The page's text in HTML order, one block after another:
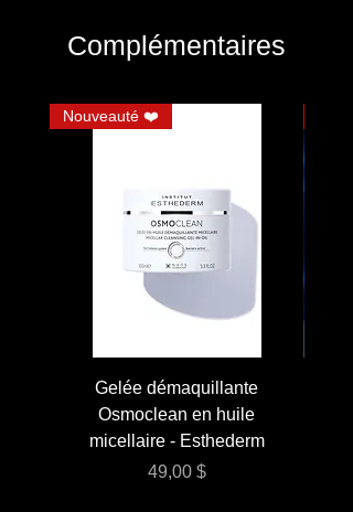
Complémentaires
Nouveauté ❤️
Gelée démaquillante
Osmoclean en huile
micellaire - Esthederm
Prix
49,00 $